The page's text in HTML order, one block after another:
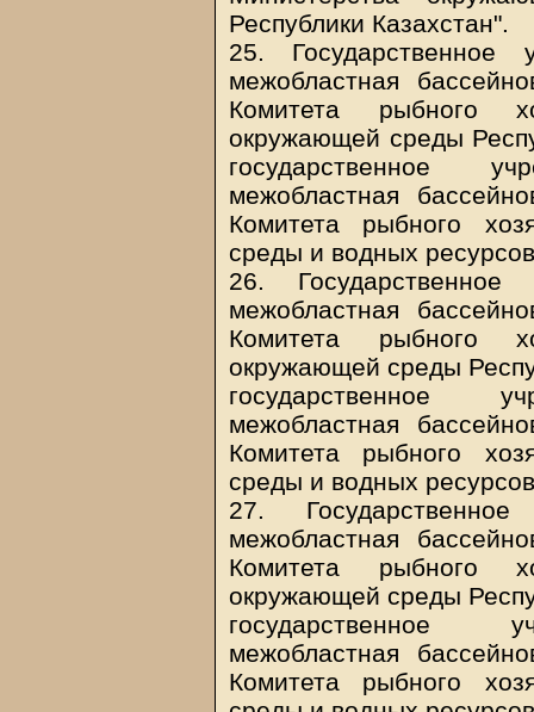
Республики Казахстан".
25. Государственное
межобластная
Комитета рыбного
окружающей среды
государственное
межобластная
Комитета рыбного
среды и водных
26. Государственное
межобластная
Комитета рыбного
окружающей среды
государственное
межобластная
Комитета рыбного
среды и водных
27.
межобластная
Комитета рыбного
окружающей среды
государственное
межобластная
Комитета рыбного